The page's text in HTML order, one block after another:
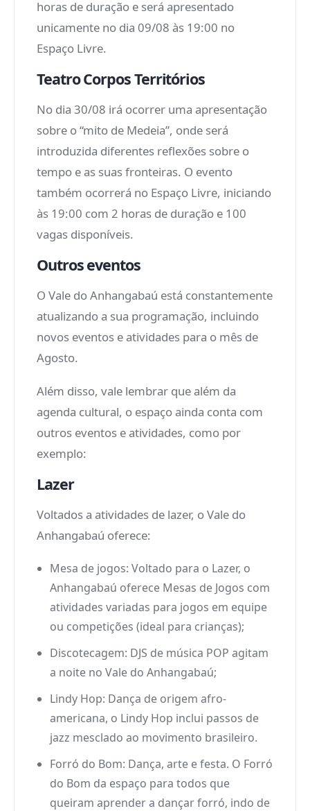
horas de duração e será apresentado
unicamente no dia 09/08 às 19:00 no
Espaço Livre.
Teatro Corpos Territórios
No dia 30/08 irá ocorrer uma apresentação
sobre o “mito de Medeia”, onde será
introduzida diferentes reflexões sobre o
tempo e as suas fronteiras. O evento
também ocorrerá no Espaço Livre, iniciando
às 19:00 com 2 horas de duração e 100
vagas disponíveis.
Outros eventos
O Vale do Anhangabaú está constantemente
atualizando a sua programação, incluindo
novos eventos e atividades para o mês de
Agosto.
Além disso, vale lembrar que além da
agenda cultural, o espaço ainda conta com
outros eventos e atividades, como por
exemplo:
Lazer
Voltados a atividades de lazer, o Vale do
Anhangabaú oferece:
Mesa de jogos: Voltado para o Lazer, o
Anhangabaú oferece Mesas de Jogos com
atividades variadas para jogos em equipe
ou competições (ideal para crianças);
Discotecagem: DJS de música POP agitam
a noite no Vale do Anhangabaú;
Lindy Hop: Dança de origem afro-
americana, o Lindy Hop inclui passos de
jazz mesclado ao movimento brasileiro.
Forró do Bom: Dança, arte e festa. O Forró
do Bom da espaço para todos que
queiram aprender a dançar forró, indo de